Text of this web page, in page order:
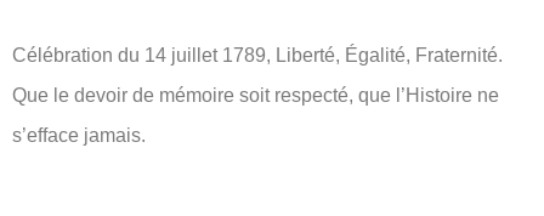
Célébration du 14 juillet 1789, Liberté, Égalité, Fraternité.
Que le devoir de mémoire soit respecté, que l’Histoire ne
s’efface jamais.